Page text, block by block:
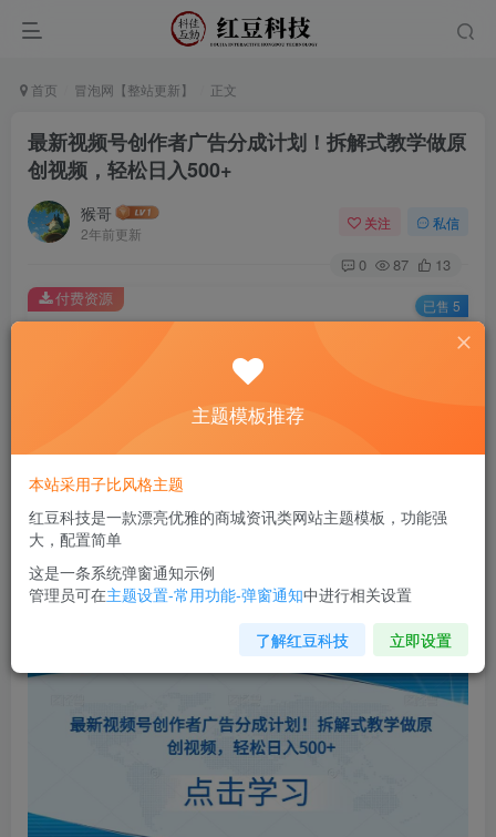
首页 冒泡网【整站更新】 正文
最新视频号创作者广告分成计划！拆解式教学做原
创视频，轻松日入500+
猴哥
2年前更新
关注 私信
0 87 13
此内容为付费资源，请付费后查看
￥9.9
您当前未登录！建议登陆后购买，可保存购买订单
付费资源 已售 5
最新视频号创作者广告分成计划！拆解式教学做原创视频，
主题模板推荐
本站采用子比风格主题
红豆科技是一款漂亮优雅的商城资讯类网站主题模板，功能强
大，配置简单
这是一条系统弹窗通知示例
管理员可在主题设置-常用功能-弹窗通知中进行相关设置
了解红豆科技 立即设置